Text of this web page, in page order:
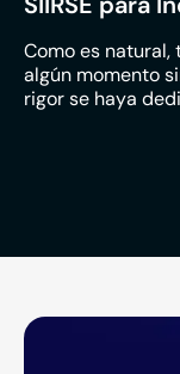
Como es natural,
algún momento
rigor se haya